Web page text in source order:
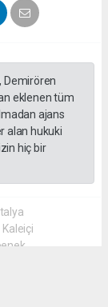
Demirören
eklenen tüm
ajans
alan hukuki
hiç bir